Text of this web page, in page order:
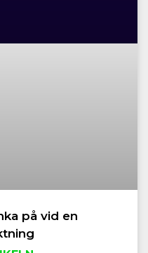
på vid en